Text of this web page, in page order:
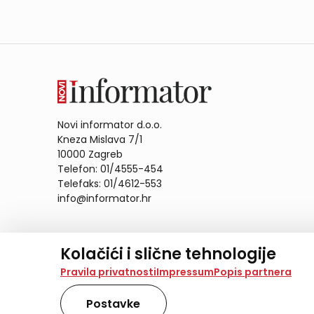
Kolačići i slične tehnologije
Na našoj web stranici koristimo kolačiće i slične
analiziramo promet na stranici te prikazujemo
također koriste ove tehnologije.
Pravila privatnostiImpressumPopis partnera
Postavke
Novi informator d.o.o.
Kneza Mislava 7/1
10000 Zagreb
Telefon: 01/4555-454
Telefaks: 01/4612-553
info@informator.hr